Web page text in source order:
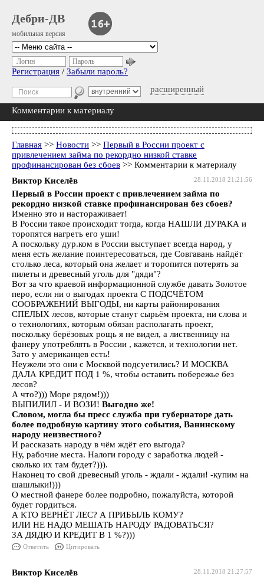
Дебри-ДВ
мобильная версия
расширенный
Логин Пароль
Регистрация / Забыли пароль?
Комментарии к материалу
Главная >> Новости >> Первый в России проект с
привлечением займа по рекордно низкой ставке
профинансирован без сбоев >> Комментарии к материалу
28.11.2018 21:21:56
Виктор Киселёв
Первый в России проект с привлечением займа по
рекордно низкой ставке профинансирован без сбоев?
Именно это и настораживает!
В России такое происходит тогда, когда НАШЛИ ДУРАКА и
торопятся нагреть его уши!
А поскольку дур.ком в России выступает всегда народ, у
меня есть желание поинтересоваться, где Совгавань найдёт
столько леса, который она желает и торопится потерять за
пилеты и древесный уголь для "дяди"?
Вот за что краевой информационной службе давать Золотое
перо, если ни о выгодах проекта С ПОДСЧЁТОМ
СООБРАЖЕНИЙ ВЫГОДЫ, ни карты районирования
СПЕЛЫХ лесов, которые станут сырьём проекта, ни слова и
о технологиях, которым обязан располагать проект,
поскольку берёзовых рощь я не видел, а лиственницу на
фанеру употреблять в России , кажется, и технологии нет.
Зато у американцев есть!
Неужели это они с Москвой подсуетились? И МОСКВА
ДАЛА КРЕДИТ ПОД 1 %, чтобы оставить побережье без
лесов?
А что?))) Море рядом!)))
ВЫПИЛИЛ - И ВОЗИ! Выгодно же!
Словом, могла бы пресс служба при губернаторе дать
более подробную картину этого события, Ванинскому
народу неизвестного?
И рассказать народу в чём ждёт его выгода?
Ну, рабочие места. Налоги городу с заработка людей -
сколько их там будет?))).
Наконец то свой древесный уголь - ждали - ждали! -купим на
шашлыки!)))
О местной фанере более подробно, пожалуйста, которой
будет гордиться.
А КТО ВЕРНЁТ ЛЕС? А ПРИБЫЛЬ КОМУ?
ИЛИ НЕ НАДО МЕШАТЬ НАРОДУ РАДОВАТЬСЯ?
ЗА ДЯДЮ И КРЕДИТ В 1 %?)))
Ответить Цитировать
28.11.2018 21:27:57
Виктор Киселёв